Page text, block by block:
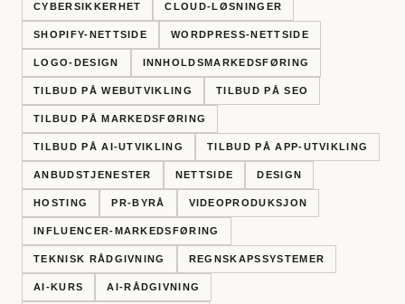
CYBERSIKKERHET CLOUD-LØSNINGER
SHOPIFY-NETTSIDE WORDPRESS-NETTSIDE
LOGO-DESIGN INNHOLDSMARKEDSFØRING
TILBUD PÅ WEBUTVIKLING TILBUD PÅ SEO
TILBUD PÅ MARKEDSFØRING
TILBUD PÅ AI-UTVIKLING TILBUD PÅ APP-UTVIKLING
ANBUDSTJENESTER NETTSIDE DESIGN
HOSTING PR-BYRÅ VIDEOPRODUKSJON
INFLUENCER-MARKEDSFØRING
TEKNISK RÅDGIVNING REGNSKAPSSYSTEMER
AI-KURS AI-RÅDGIVNING